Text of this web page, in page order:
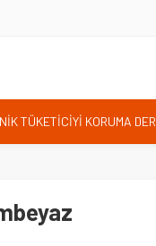
KULLANICISINI
Mahallesi Sakinleri Ilkadım